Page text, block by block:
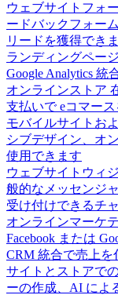
ウェブサイトフォ
ードバックフォー
リードを獲得でき
ランディングページ
Google Analytics
オンラインストア
支払いで eコマー
モバイルサイトお
シブデザイン、オ
使用できます
ウェブサイトウィ
般的なメッセンジ
受け付けできるチ
オンラインマーケ
Facebook または
CRM 統合で売上を
サイトとストアで
ーの作成、AI によ